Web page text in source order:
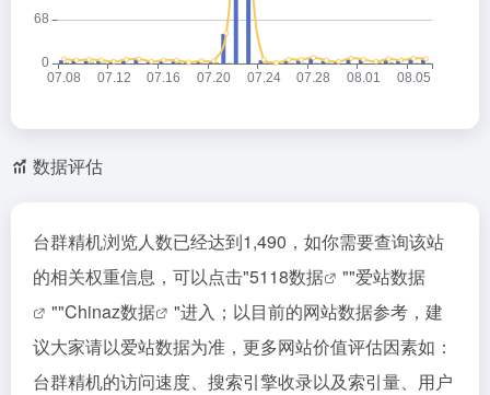
数据评估
台群精机浏览人数已经达到1,490，如你需要查询该站
的相关权重信息，可以点击"5118数据 ""爱站数据
""Chinaz数据
"进入；以目前的网站数据参考，建
议大家请以爱站数据为准，更多网站价值评估因素如：
台群精机的访问速度、搜索引擎收录以及索引量、用户